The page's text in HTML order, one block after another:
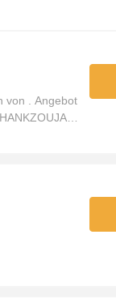
von . Angebot